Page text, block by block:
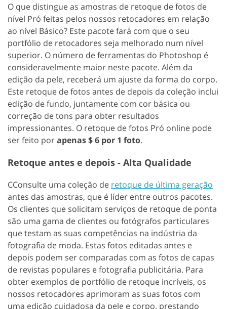
O que distingue as amostras de retoque de fotos de
nível Pró feitas pelos nossos retocadores em relação
ao nível Básico? Este pacote fará com que o seu
portfólio de retocadores seja melhorado num nível
superior. O número de ferramentas do Photoshop é
consideravelmente maior neste pacote. Além da
edição da pele, receberá um ajuste da forma do corpo.
Este retoque de fotos antes de depois da coleção inclui
edição de fundo, juntamente com cor básica ou
correção de tons para obter resultados
impressionantes. O retoque de fotos Pró online pode
ser feito porapenas $ 6 por 1 foto.
Retoque antes e depois - Alta Qualidade
CConsulte uma coleção de retoque de última geração
antes das amostras, que é líder entre outros pacotes.
Os clientes que solicitam serviços de retoque de ponta
são uma gama de clientes ou fotógrafos particulares
que testam as suas competências na indústria da
fotografia de moda. Estas fotos editadas antes e
depois podem ser comparadas com as fotos de capas
de revistas populares e fotografia publicitária. Para
obter exemplos de portfólio de retoque incríveis, os
nossos retocadores aprimoram as suas fotos com
uma edição cuidadosa da pele e corpo, prestando